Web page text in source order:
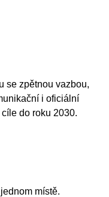
se zpětnou vazbou,
i oficiální
do roku 2030.
místě.